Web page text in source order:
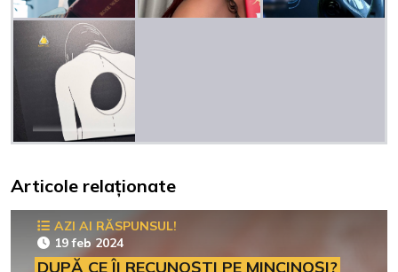
Articole relaționate
AZI AI RĂSPUNSUL!
19 feb 2024
DUPĂ CE ÎI RECUNOȘTI PE MINCINOȘI?